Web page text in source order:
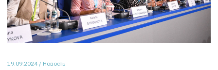
19.09.2024 / Новость